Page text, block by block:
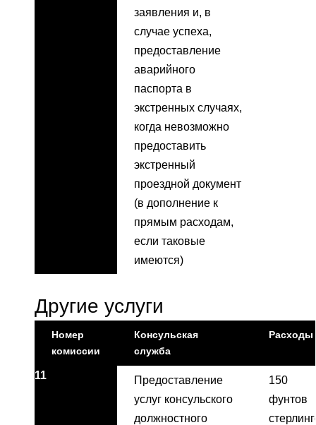
заявления и, в
случае успеха,
предоставление
аварийного
паспорта в
экстренных случаях,
когда невозможно
предоставить
экстренный
проездной документ
(в дополнение к
прямым расходам,
если таковые
имеются)
Другие услуги
Номер
комиссии
Консульская
служба
Расходы
11
Предоставление
услуг консульского
должностного
150
фунтов